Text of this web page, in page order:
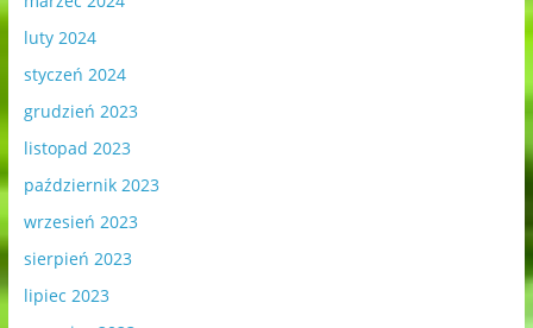
luty 2024
styczeń 2024
grudzień 2023
listopad 2023
październik 2023
wrzesień 2023
sierpień 2023
lipiec 2023